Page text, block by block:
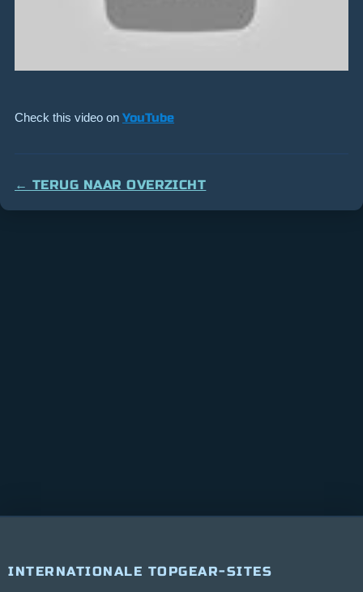
Check this video on YouTube
← TERUG NAAR OVERZICHT
INTERNATIONALE TOPGEAR-SITES